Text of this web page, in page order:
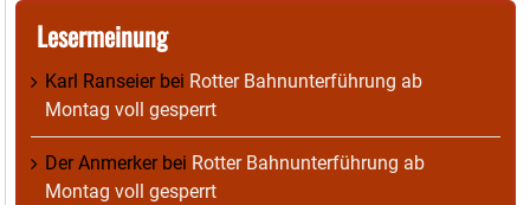
Lesermeinung
Karl Ranseierbei Rotter Bahnunterführung ab
Montag voll gesperrt
Der Anmerkerbei Rotter Bahnunterführung ab
Montag voll gesperrt